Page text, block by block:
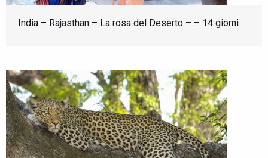
India – Rajasthan – La rosa del Deserto – – 14 giorni